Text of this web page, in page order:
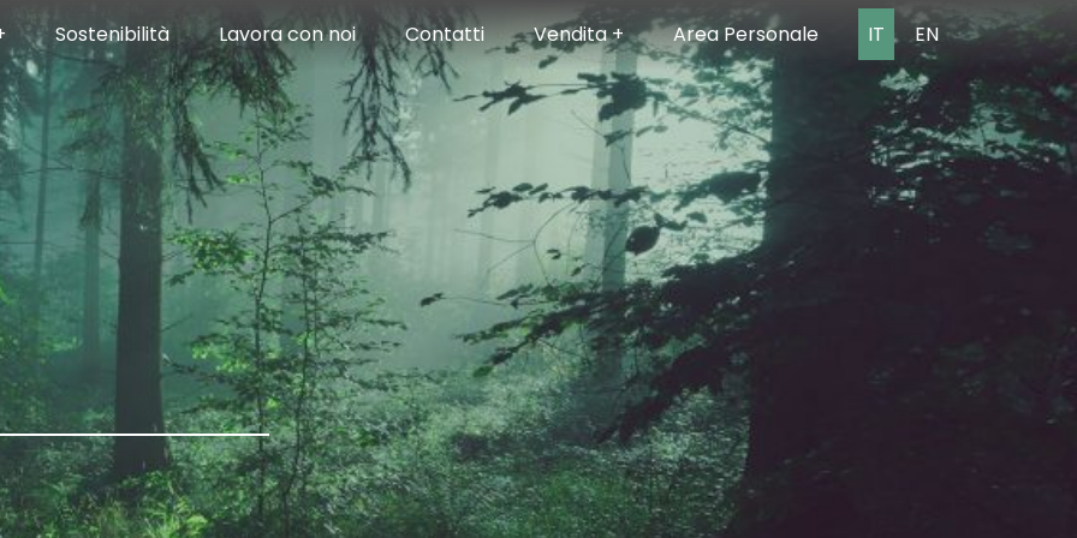
Sostenibilità Lavora con noi Contatti Vendita + Area Personale IT EN